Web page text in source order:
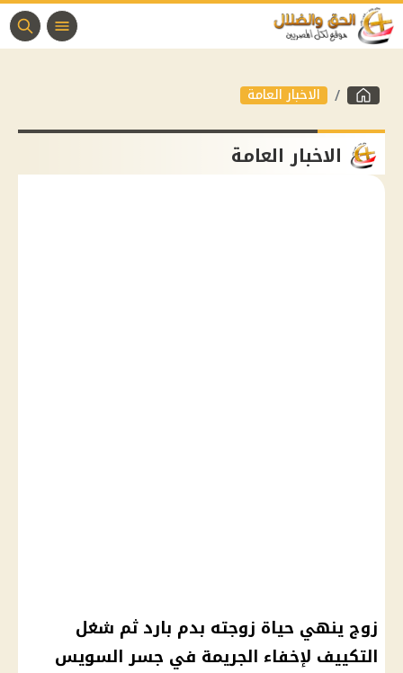
الاخبار العامة
الاخبار العامة
زوج ينهي حياة زوجته بدم بارد ثم شغل
التكييف لإخفاء الجريمة في جسر السويس